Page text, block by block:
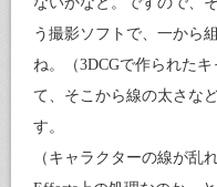
う撮影ソフトで、一から
ね。（3DCGで作られた
て、そこから線の太さな
す。
（キャラクターの線が乱